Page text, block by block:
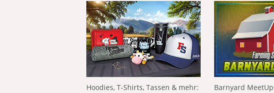
Hoodies, T-Shirts, Tassen & mehr:
Barnyard